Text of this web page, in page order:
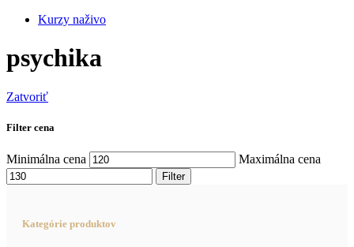
Kurzy naživo
psychika
Zatvoriť
Filter cena
Minimálna cena Maximálna cena
Filter
Kategórie produktov